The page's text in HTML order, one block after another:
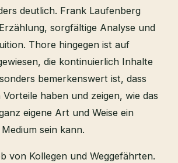
deutlich. Frank Laufenberg
sorgfältige Analyse und
Thore hingegen ist auf
die kontinuierlich Inhalte
bemerkenswert ist, dass
haben und zeigen, wie das
eigene Art und Weise ein
sein kann.
von Kollegen und Weggefährten.